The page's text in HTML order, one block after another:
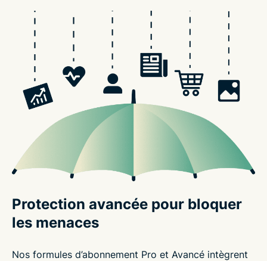
Protection avancée pour bloquer
les menaces
Nos formules d’abonnement Pro et Avancé intègrent